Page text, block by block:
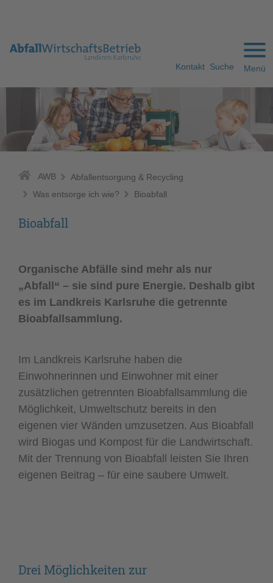
zum Navigationsbereich
Kontakt Suche Menü
AWB
Abfallentsorgung & Recycling
Was entsorge ich wie?
Bioabfall
Bioabfall
Organische Abfälle sind mehr als nur
„Abfall“ – sie sind pure Energie. Deshalb gibt
es im Landkreis Karlsruhe die getrennte
Bioabfallsammlung.
Im Landkreis Karlsruhe haben die
Einwohnerinnen und Einwohner mit einer
zusätzlichen getrennten Bioabfallsammlung die
Möglichkeit, Umweltschutz bereits in den
eigenen vier Wänden umzusetzen. Aus Bioabfall
wird Biogas und Kompost für die Landwirtschaft.
Mit der Trennung von Bioabfall leisten Sie Ihren
eigenen Beitrag – für eine saubere Umwelt.
Drei Möglichkeiten zur